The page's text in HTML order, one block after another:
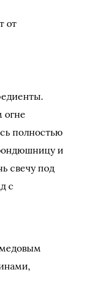
от
огне
полностью
и
свечу под
с